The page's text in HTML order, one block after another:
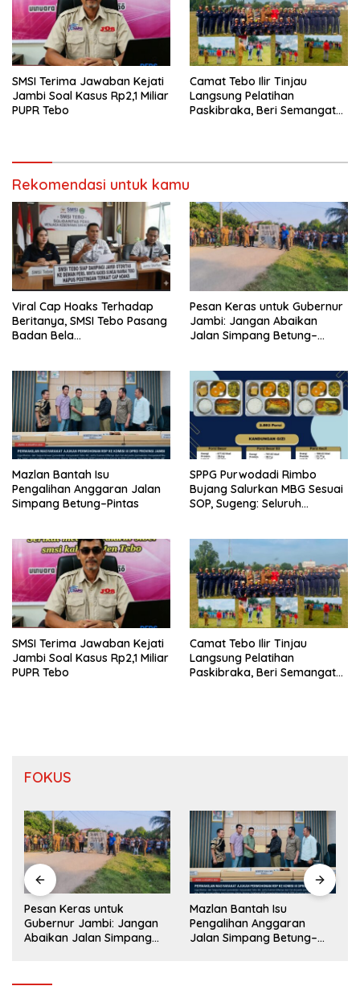
SMSI Terima Jawaban Kejati
Jambi Soal Kasus Rp2,1 Miliar
PUPR Tebo
Camat Tebo Ilir Tinjau
Langsung Pelatihan
Paskibraka, Beri Semangat
Rekomendasi untuk kamu
Viral Cap Hoaks Terhadap
Beritanya, SMSI Tebo Pasang
Badan Bela
Pasal 27A UU ITE
Pesan Keras untuk Gubernur
Jambi: Jangan Abaikan
Jalan Simpang Betung–
Mazlan Bantah Isu
Pengalihan Anggaran Jalan
Simpang Betung–Pintas
SPPG Purwodadi Rimbo
Bujang Salurkan MBG Sesuai
SOP, Sugeng: Seluruh
SMSI Terima Jawaban Kejati
Jambi Soal Kasus Rp2,1 Miliar
PUPR Tebo
Camat Tebo Ilir Tinjau
Langsung Pelatihan
Paskibraka, Beri Semangat
FOKUS
Pesan Keras untuk
Gubernur Jambi: Jangan
Abaikan Jalan Simpang
Mazlan Bantah Isu
Pengalihan Anggaran
Jalan Simpang Betung–